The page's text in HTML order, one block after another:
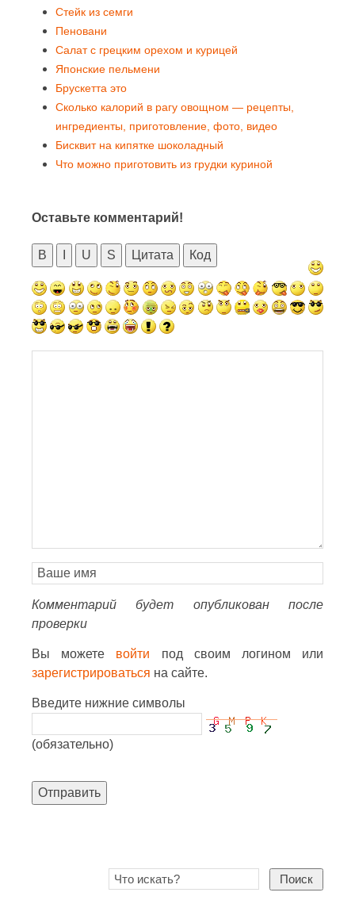
Стейк из семги
Пеновани
Салат с грецким орехом и курицей
Японские пельмени
Брускетта это
Сколько калорий в рагу овощном — рецепты,
ингредиенты, приготовление, фото, видео
Бисквит на кипятке шоколадный
Что можно приготовить из грудки куриной
Оставьте комментарий!
B U S Цитата Код
Комментарий будет опубликован после
проверки
Вы можете войти под своим логином или
зарегистрироваться на сайте.
Введите нижние символы
(обязательно)
Отправить
Поиск